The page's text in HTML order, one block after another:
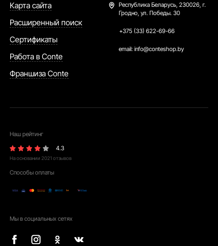
Карта сайта
Расширенный поиск
Сертификаты
Работа в Conte
Франшиза Conte
Республика Беларусь, 230026, г.
Гродно, ул. Победы. 30
+375 (33) 622-69-66
email: info@conteshop.by
Наш рейтинг
4.3
На основании 2021 отзывов
Способы оплаты
Мы в социальных сетях